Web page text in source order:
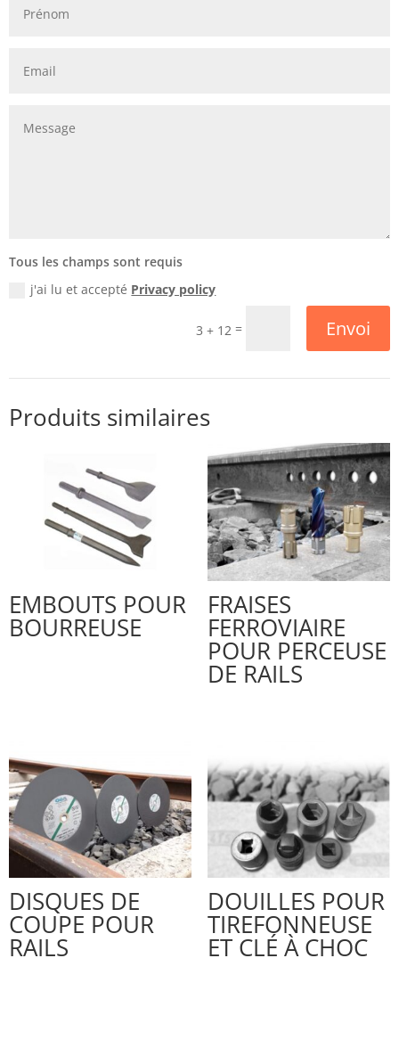
Tous les champs sont requis
j'ai lu et accepté Privacy policy
3 + 12 = Envoi
Produits similaires
EMBOUTS POUR
BOURREUSE
FRAISES
FERROVIAIRE
POUR PERCEUSE
DE RAILS
DISQUES DE
COUPE POUR
RAILS
DOUILLES POUR
TIREFONNEUSE
ET CLÉ À CHOC